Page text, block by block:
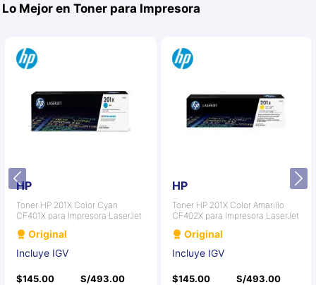
Lo Mejor en Toner para Impresora
HP
Toner HP 201X Color Cyan
CF401X para Impresora LaserJet
Original
Incluye IGV
$145.00 S/493.00
HP
Toner HP 201X Color Amarillo
CF402X para Impresora LaserJet
Original
Incluye IGV
$145.00 S/493.00